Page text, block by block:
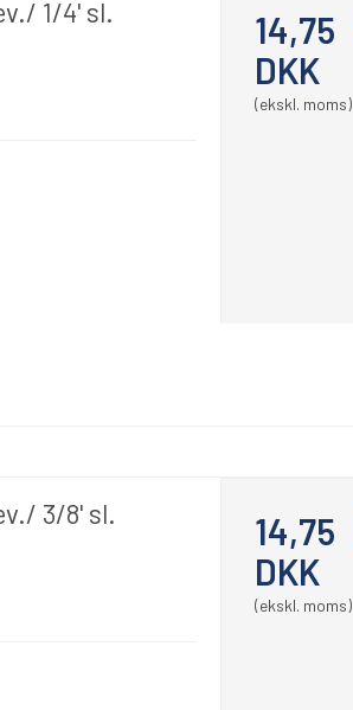
1/4' sl.
14,75
DKK
(ekskl. moms)
3/8' sl.
14,75
DKK
(ekskl. moms)